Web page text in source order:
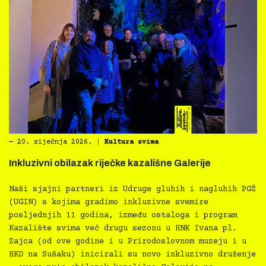
― 20. siječnja 2026. Kultura svima
Inkluzivni obilazak riječke kazališne Galerije
Naši sjajni partneri iz Udruge gluhih i nagluhih PGŽ
(UGIN) s kojima gradimo inkluzivne svemire
posljednjih 11 godina, između ostaloga i program
Kazalište svima već drugu sezonu u HNK Ivana pl.
Zajca (od ove godine i u Prirodoslovnom muzeju i u
HKD na Sušaku) inicirali su novo inkluzivno druženje